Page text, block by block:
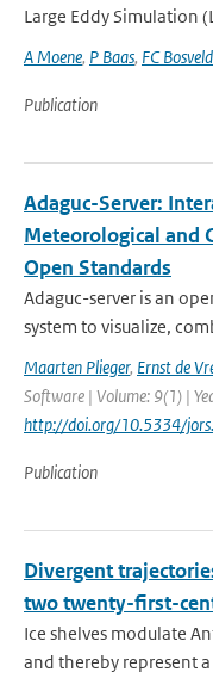
Large Eddy Simulation
A Moene, P Baas, FC Bosveld
Publication
Adaguc-Server:
Meteorological and
Open Standards
Adaguc-server is an
system to visualize,
Maarten Plieger, Ernst de
Software | Volume: 9(1) |
http://doi.org/10.5334/
Publication
Divergent
two twenty-first-
Ice shelves modulate
and thereby represent